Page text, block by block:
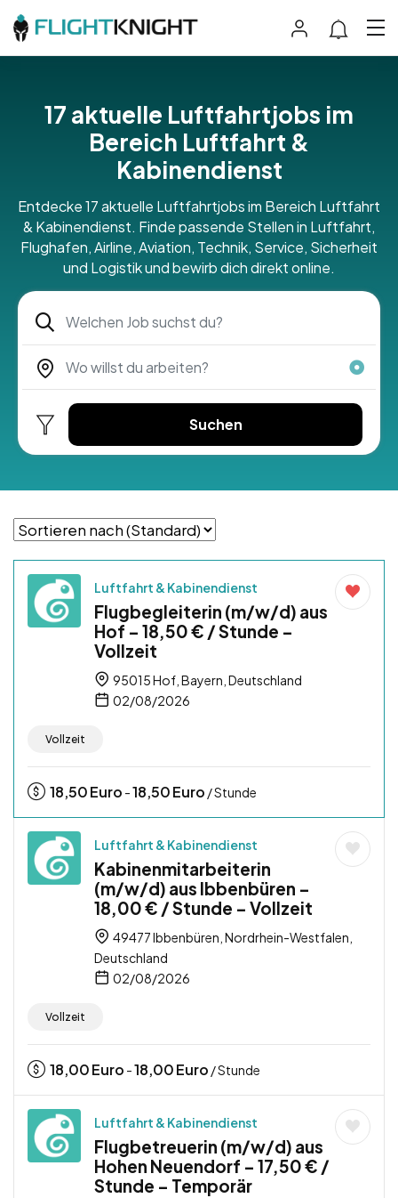
17 aktuelle Luftfahrtjobs im
Bereich Luftfahrt &
Kabinendienst
Entdecke 17 aktuelle Luftfahrtjobs im Bereich Luftfahrt
& Kabinendienst. Finde passende Stellen in Luftfahrt,
Flughafen, Airline, Aviation, Technik, Service, Sicherheit
und Logistik und bewirb dich direkt online.
Suchen
Luftfahrt & Kabinendienst
Flugbegleiterin (m/w/d) aus
Hof – 18,50 € / Stunde –
Vollzeit
95015 Hof, Bayern, Deutschland
02/08/2026
Vollzeit
18,50Euro -18,50Euro / Stunde
Luftfahrt & Kabinendienst
Kabinenmitarbeiterin
(m/w/d) aus Ibbenbüren –
18,00 € / Stunde – Vollzeit
49477 Ibbenbüren, Nordrhein-Westfalen,
Deutschland
02/08/2026
Vollzeit
18,00Euro -18,00Euro / Stunde
Luftfahrt & Kabinendienst
Flugbetreuerin (m/w/d) aus
Hohen Neuendorf – 17,50 € /
Stunde – Temporär